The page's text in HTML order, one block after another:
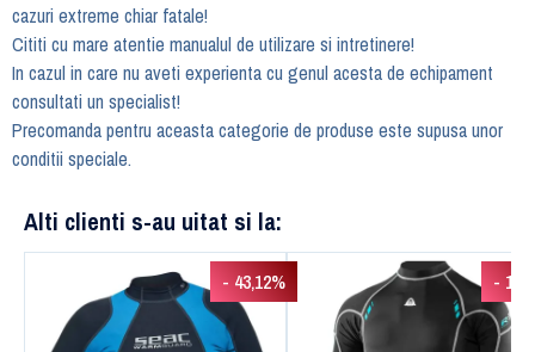
cazuri extreme chiar fatale!
Cititi cu mare atentie manualul de utilizare si intretinere!
In cazul in care nu aveti experienta cu genul acesta de echipament
consultati un specialist!
Precomanda pentru aceasta categorie de produse este supusa unor
conditii speciale.
Alti clienti s-au uitat si la:
- 43,12% -